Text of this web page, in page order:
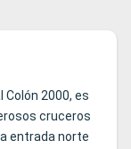
Colón 2000, es
cruceros
entrada norte